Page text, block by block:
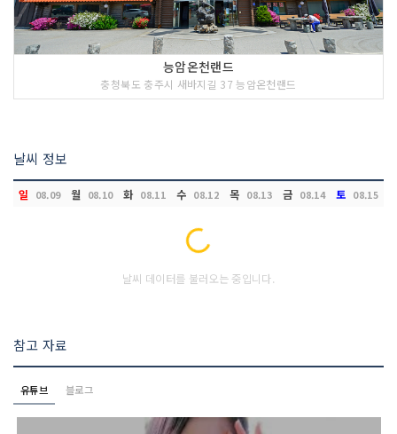
능암온천랜드
충청북도 충주시 새바지길 37 능암온천랜드
날씨 정보
일 08.09 월 08.10 화 08.11 수 08.12 목 08.13 금 08.14 토 08.15
Loading...
날씨 데이터를 불러오는 중입니다.
참고 자료
유튜브 블로그